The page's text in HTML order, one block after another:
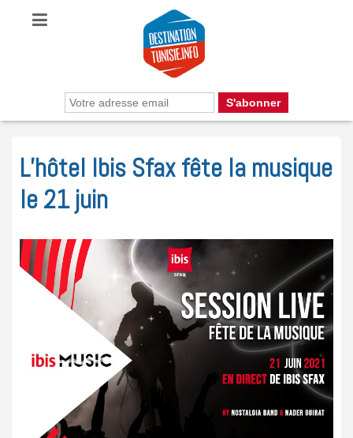
L’hôtel Ibis Sfax fête la musique
le 21 juin